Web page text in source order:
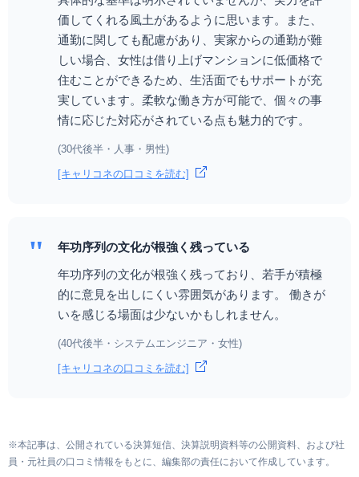
価してくれる風土があるように思います。また、
通勤に関しても配慮があり、実家からの通勤が難
しい場合、女性は借り上げマンションに低価格で
住むことができるため、生活面でもサポートが充
実しています。柔軟な働き方が可能で、個々の事
情に応じた対応がされている点も魅力的です。
(30代後半・人事・男性)
[キャリコネの口コミを読む]
"
年功序列の文化が根強く残っている
年功序列の文化が根強く残っており、若手が積極
的に意見を出しにくい雰囲気があります。 働きが
いを感じる場面は少ないかもしれません。
(40代後半・システムエンジニア・女性)
[キャリコネの口コミを読む]
※本記事は、公開されている決算短信、決算説明資料等の公開資料、および社
員・元社員の口コミ情報をもとに、編集部の責任において作成しています。